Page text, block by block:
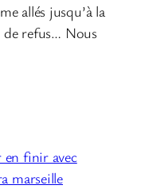
allés jusqu’à la
de refus… Nous
en finir avec
marseille